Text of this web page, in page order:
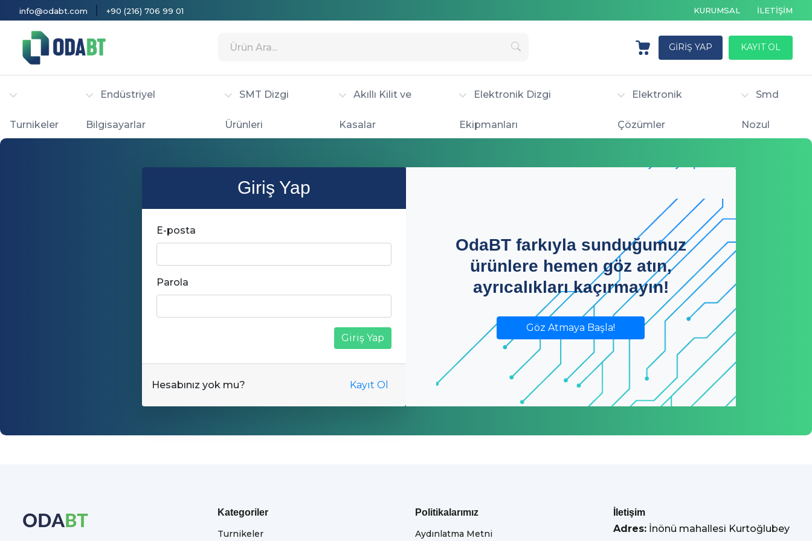
info@odabt.com | +90 (216) 706 99 01 KURUMSAL İLETİŞİM
GİRİŞ YAP KAYIT OL
Turnikeler
Endüstriyel
Bilgisayarlar
SMT Dizgi
Ürünleri
Akıllı Kilit ve
Kasalar
Elektronik Dizgi
Ekipmanları
Elektronik
Çözümler
Smd
Nozul
Giriş Yap
E-posta
Parola
Giriş Yap
Hesabınız yok mu? Kayıt Ol
OdaBT farkıyla sunduğumuz
ürünlere hemen göz atın,
ayrıcalıkları kaçırmayın!
Göz Atmaya Başla!
Kategoriler
Turnikeler
Politikalarımız
Aydınlatma Metni
İletişim
Adres:İnönü mahallesi Kurtoğlubey